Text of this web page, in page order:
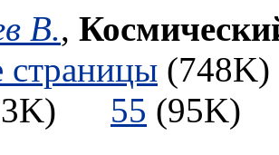
В.,
страницы
55